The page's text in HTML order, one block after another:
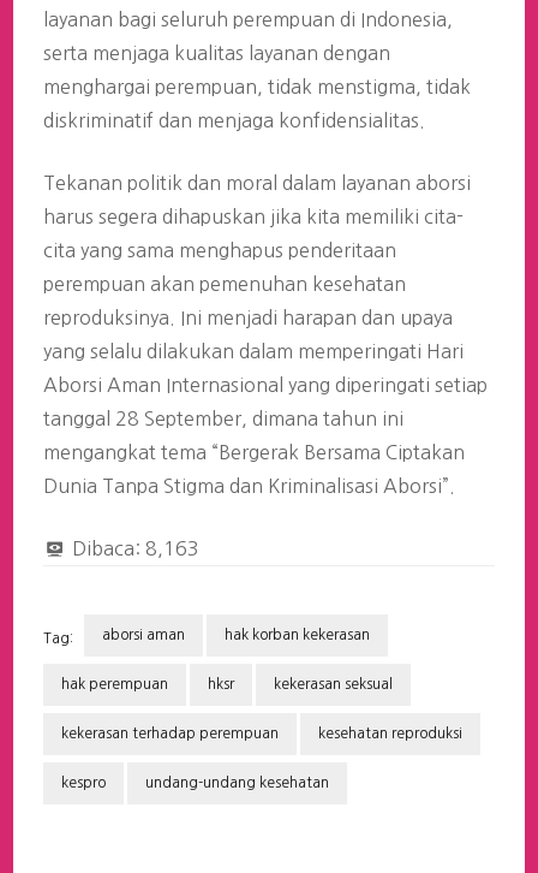
layanan bagi seluruh perempuan di Indonesia,
serta menjaga kualitas layanan dengan
menghargai perempuan, tidak menstigma, tidak
diskriminatif dan menjaga konfidensialitas.
Tekanan politik dan moral dalam layanan aborsi
harus segera dihapuskan jika kita memiliki cita-
cita yang sama menghapus penderitaan
perempuan akan pemenuhan kesehatan
reproduksinya. Ini menjadi harapan dan upaya
yang selalu dilakukan dalam memperingati Hari
Aborsi Aman Internasional yang diperingati setiap
tanggal 28 September, dimana tahun ini
mengangkat tema “Bergerak Bersama Ciptakan
Dunia Tanpa Stigma dan Kriminalisasi Aborsi”.
Dibaca: 8,163
Tag: aborsi aman hak korban kekerasan
hak perempuan hksr kekerasan seksual
kekerasan terhadap perempuan kesehatan reproduksi
kespro undang-undang kesehatan